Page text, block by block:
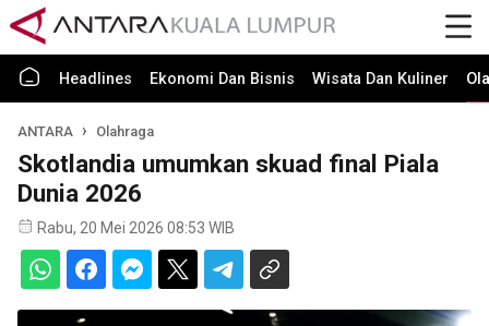
Headlines Ekonomi Dan Bisnis Wisata Dan Kuliner
ANTARA Olahraga
Skotlandia umumkan skuad final Piala
Dunia 2026
Rabu, 20 Mei 2026 08:53 WIB